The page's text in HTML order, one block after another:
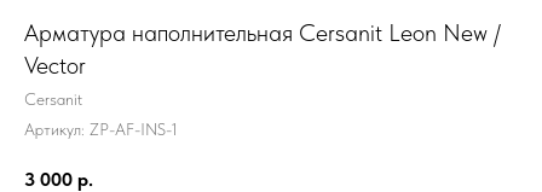
Арматура наполнительная Cersanit Leon New /
Vector
Cersanit
Артикул: ZP-AF-INS-1
3 000 р.